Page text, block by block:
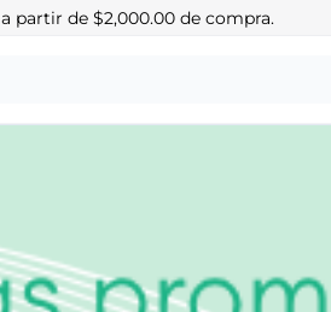
a partir de $2,000.00 de compra.